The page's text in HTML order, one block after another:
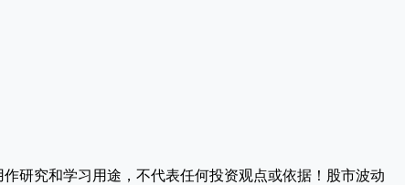
研究和学习用途，不代表任何投资观点或依据！股市波动